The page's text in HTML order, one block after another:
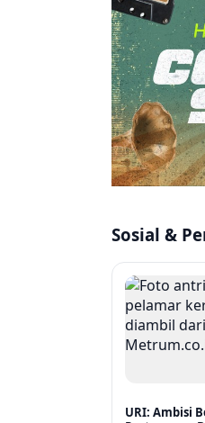
Sosial &
URI: Ambisi